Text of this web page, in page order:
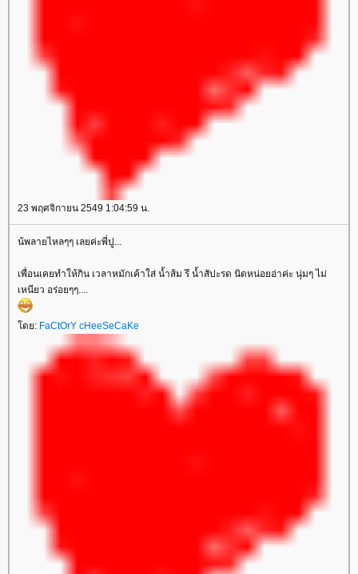
23 พฤศจิกายน 2549 1:04:59 น.
น้พลายไหลๆๆ เลยค่ะพี่ปู...
เพื่อนเคยทำให้กิน เวลาหมักเค้าใส่ น้ำส้ม รึ น้ำสัปะรด นิดหน่อยอ่าค่ะ นุ่มๆ ไม่
เหนียว อร่อยๆๆ....
ดย: FaCtOrY cHeeSeCaKe